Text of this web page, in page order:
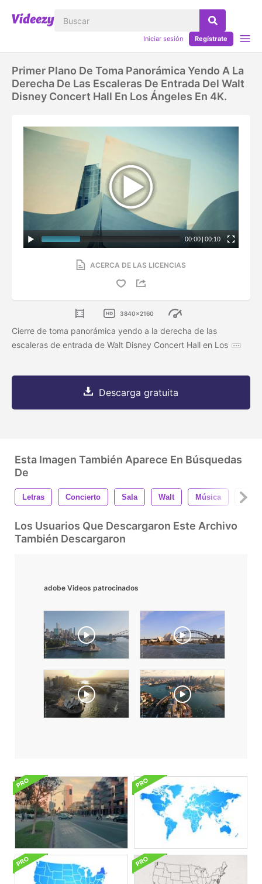
Iniciar sesión Regístrate
Primer Plano De Toma Panorámica Yendo A La
Derecha De Las Escaleras De Entrada Del Walt
Disney Concert Hall En Los Ángeles En 4K.
00:00 | 00:10
ACERCA DE LAS LICENCIAS
3840x2160
Cierre de toma panorámica yendo a la derecha de las
escaleras de entrada de Walt Disney Concert Hall en Los
Descarga gratuita
Esta Imagen También Aparece En Búsquedas
De
Letras Concierto Sala Walt Música
Los Usuarios Que Descargaron Este Archivo
También Descargaron
adobe Videos patrocinados